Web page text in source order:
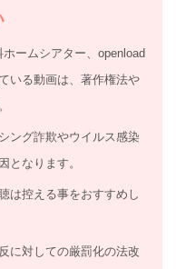
ームシアター、openload
いる動画は、著作権法や
ング詐欺やウイルス感染
となります。
は控える事をおすすめし
に対しての厳罰化の法改